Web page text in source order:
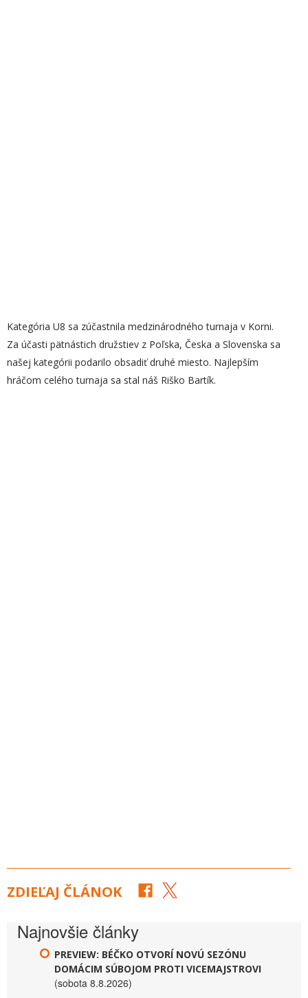
Kategória U8 sa zúčastnila medzinárodného turnaja v Korni.
Za účasti pätnástich družstiev z Poľska, Česka a Slovenska sa
našej kategórii podarilo obsadiť druhé miesto. Najlepším
hráčom celého turnaja sa stal náš Riško Bartík.
ZDIEĽAJ ČLÁNOK
Najnovšie články
PREVIEW: BÉČKO OTVORÍ NOVÚ SEZÓNU
DOMÁCIM SÚBOJOM PROTI VICEMAJSTROVI
(sobota 8.8.2026)